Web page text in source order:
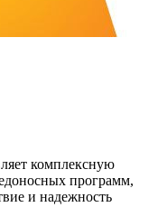
комплексную
программ,
и надежность